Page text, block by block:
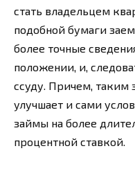
стать владельцем
подобной бумаги
более точные
положении, и,
ссуду. Причем,
улучшает и сами
займы на более
процентной ставкой.